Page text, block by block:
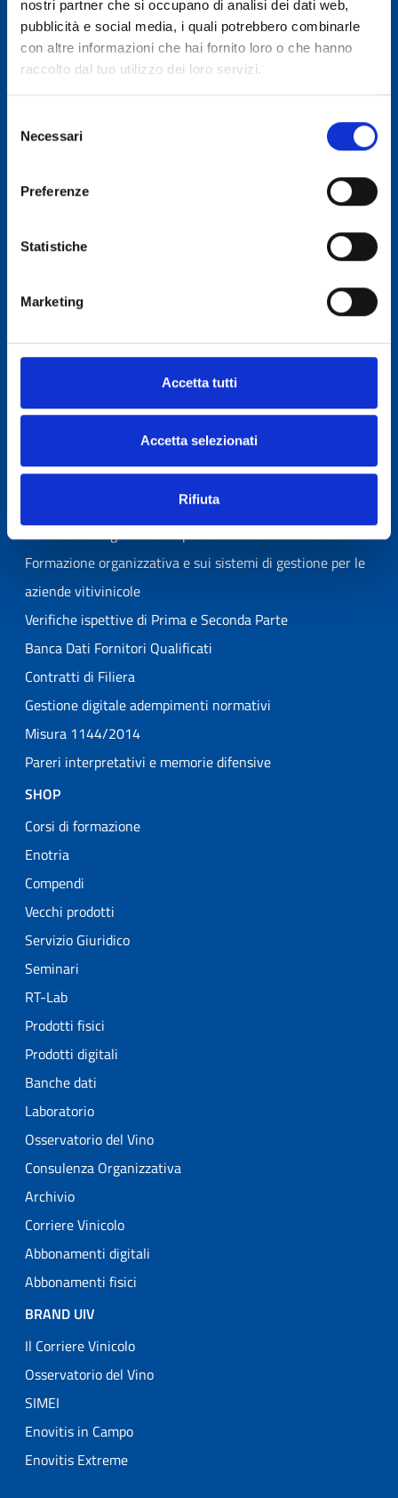
nostri partner che si occupano di analisi dei dati web,
pubblicità e social media, i quali potrebbero combinarle
con altre informazioni che hai fornito loro o che hanno
raccolto dal tuo utilizzo dei loro servizi.
delNecessari
Preferenze
Statistiche
Marketing
Accetta tutti
Accetta selezionati
Rifiuta
ALTRE PAGINE
Eventi
Fiere
Contatti
SERVIZI
RT-LAB Aceto
RT-LAB Vino
OCM Investimenti in cantina
Alert normativo – UIVLex
Compendio – Regole di etichettatura dei prodotti
vitivinicoli
Codice della Vite e del Vino 2025 – 16ª Edizione
Formazione giuridica per le aziende vitivinicole
Banche Dati Giuridiche Online
Consulenza organizzativa per le aziende vitivinicole
Formazione organizzativa e sui sistemi di gestione per le
aziende vitivinicole
Verifiche ispettive di Prima e Seconda Parte
Banca Dati Fornitori Qualificati
Contratti di Filiera
Gestione digitale adempimenti normativi
Misura 1144/2014
Pareri interpretativi e memorie difensive
SHOP
Corsi di formazione
Enotria
Compendi
Vecchi prodotti
Servizio Giuridico
Seminari
RT-Lab
Prodotti fisici
Prodotti digitali
Banche dati
Laboratorio
Osservatorio del Vino
Consulenza Organizzativa
Archivio
Corriere Vinicolo
Abbonamenti digitali
Abbonamenti fisici
BRAND UIV
Il Corriere Vinicolo
Osservatorio del Vino
SIMEI
Enovitis in Campo
Enovitis Extreme